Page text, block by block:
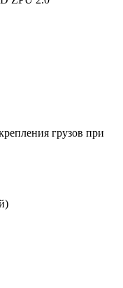
грузов при